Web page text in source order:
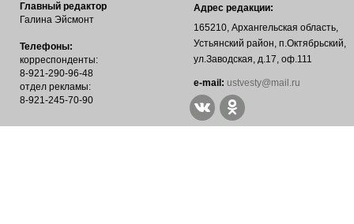
Главный редактор
Галина Эйсмонт
Телефоны:
корреспонденты:
8-921-290-96-48
отдел рекламы:
8-921-245-70-90
Адрес редакции:
165210, Архангельская область,
Устьянский район, п.Октябрьский,
ул.Заводская, д.17, оф.111
е-mail: ustvesty@mail.ru